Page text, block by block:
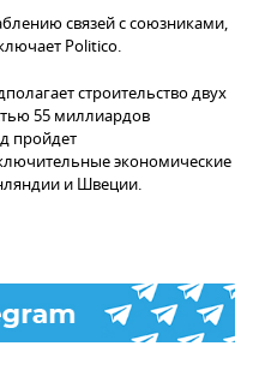
связей с союзниками,
Politico.
строительство двух
55 миллиардов
пройдет
экономические
и Швеции.